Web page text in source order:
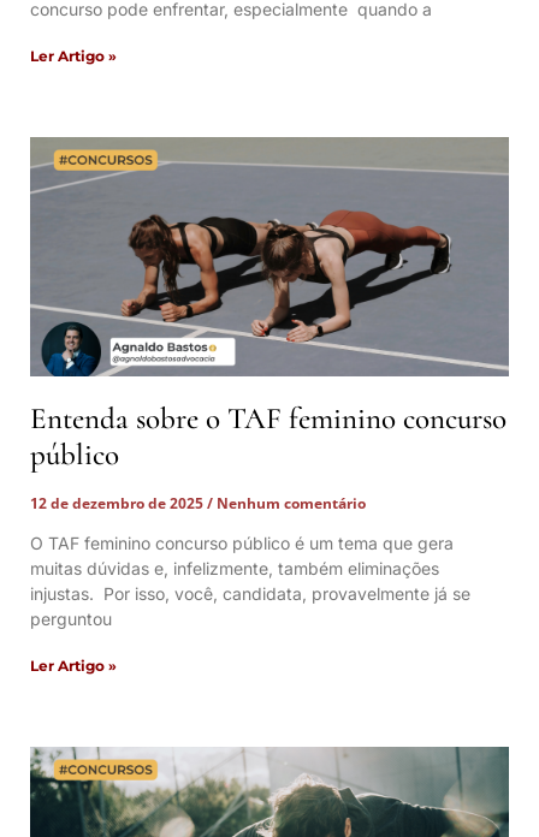
concurso pode enfrentar, especialmente quando a
Ler Artigo »
Entenda sobre o TAF feminino concurso
público
12 de dezembro de 2025
Nenhum comentário
O TAF feminino concurso público é um tema que gera
muitas dúvidas e, infelizmente, também eliminações
injustas. Por isso, você, candidata, provavelmente já se
perguntou
Ler Artigo »